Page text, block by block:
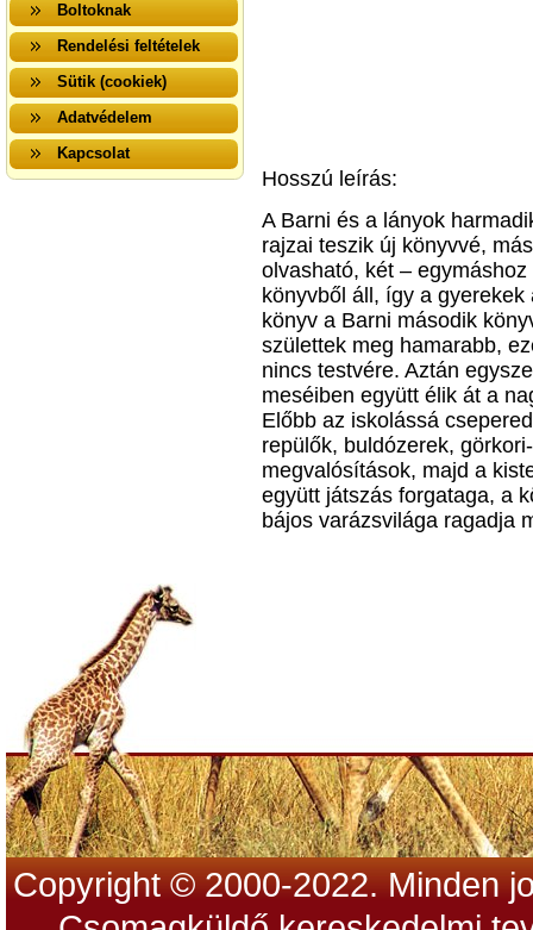
Boltoknak
Rendelési feltételek
Sütik (cookiek)
Adatvédelem
Kapcsolat
Hosszú leírás:
A Barni és a lányok
rajzai teszik új könyvvé,
olvasható, két –
könyvből áll, így a
könyv a Barni második
születtek meg hamarabb,
nincs testvére. Aztán
meséiben együtt élik át a
Előbb az iskolássá
repülők, buldózerek,
megvalósítások, majd a
együtt játszás forgataga, a
bájos varázsvilága ragadja
Copyright © 2000-2022. Minden